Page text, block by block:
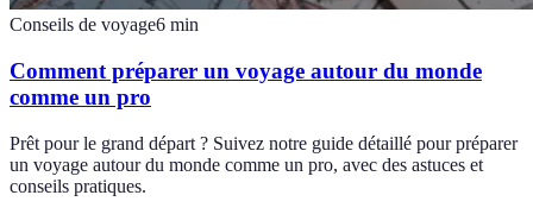
Conseils de voyage6 min
Comment préparer un voyage autour du monde
comme un pro
Prêt pour le grand départ ? Suivez notre guide détaillé pour préparer
un voyage autour du monde comme un pro, avec des astuces et
conseils pratiques.